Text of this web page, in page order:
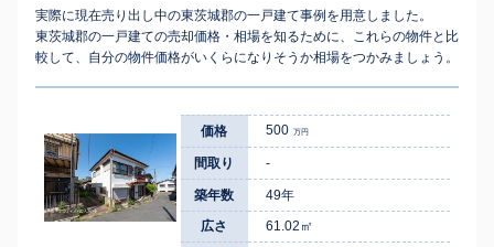
実際に現在売り出し中の東茨城郡の一戸建て事例を用意しました。
東茨城郡の一戸建ての売却価格・相場を知るために、これらの物件と比
較して、自分の物件価格がいくらになりそうか相場をつかみましょう。
価格 500 万円
間取り -
築年数
49年
広さ
61.02㎡